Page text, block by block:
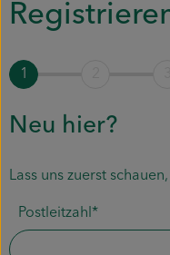
Unsere Biokisten
Aktionen & Neues
Naturdrogerie
1
Neu hier?
Lass uns zuerst
Postleitzahl*